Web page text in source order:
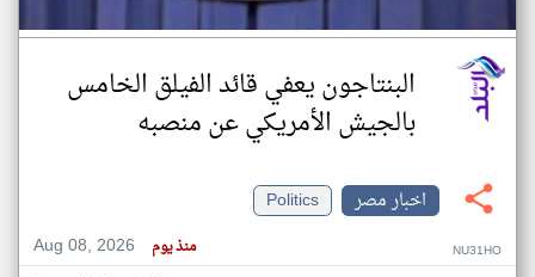
البنتاجون يعفي قائد الفيلق الخامس
بالجيش الأمريكي عن منصبه
اخبار مصر
Politics
Aug 08, 2026
منذ يوم NU31HO